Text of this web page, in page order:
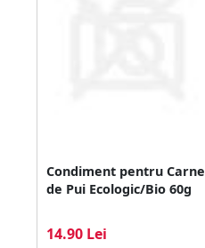
Condiment pentru Carne
de Pui Ecologic/Bio 60g
14.90 Lei